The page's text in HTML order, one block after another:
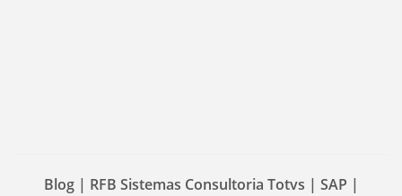
Blog | RFB Sistemas Consultoria Totvs | SAP |